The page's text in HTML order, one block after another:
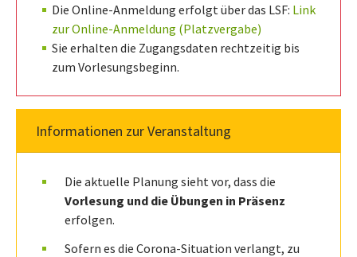
Die Online-Anmeldung erfolgt über das LSF: Link
zur Online-Anmeldung (Platzvergabe)
Sie erhalten die Zugangsdaten rechtzeitig bis
zum Vorlesungsbeginn.
Informationen zur Veranstaltung
Die aktuelle Planung sieht vor, dass die
Vorlesung und die Übungen in Präsenz
erfolgen.
Sofern es die Corona-Situation verlangt, zu